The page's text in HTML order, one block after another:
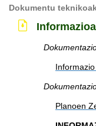
Dokumentu
Informazioa
Planoen